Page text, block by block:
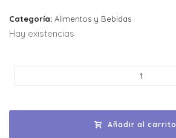
Categoría: Alimentos y Bebidas
Hay existencias
Añadir al carrito